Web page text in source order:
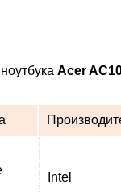
Acer
Intel